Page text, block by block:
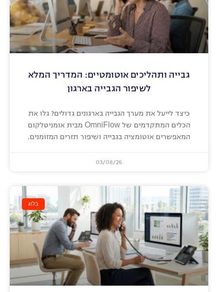
גבייה ותהליכים אוטומטיים: המדריך המלא
לשיפור הגבייה בארגון
כיצד לייעל את מערך הגבייה בארגונים גדולים? גלו את
הכלים המתקדמים של OmniFlow מבית אומניטלקום
המאפשרים אוטומציה בגבייה ושיפור תזרים המזומנים.
03/08/26
בלוג